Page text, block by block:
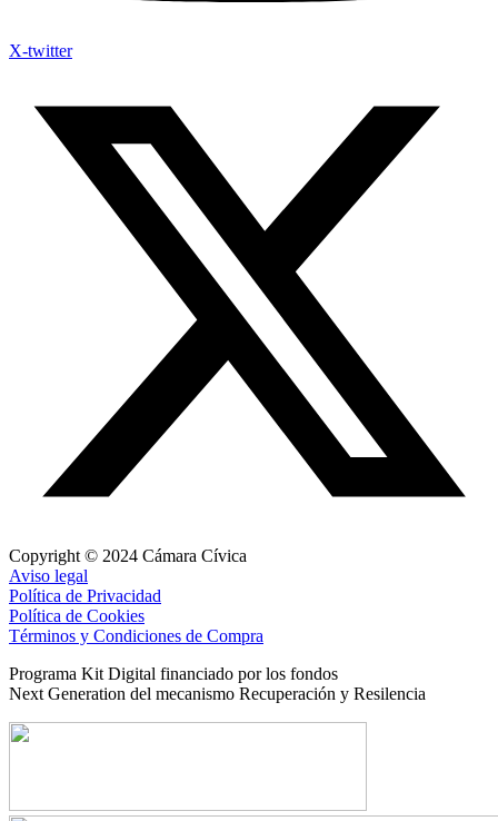
X-twitter
Copyright © 2024 Cámara Cívica
Aviso legal
Política de Privacidad
Política de Cookies
Términos y Condiciones de Compra
Programa Kit Digital financiado por los fondos
Next Generation del mecanismo Recuperación y Resilencia